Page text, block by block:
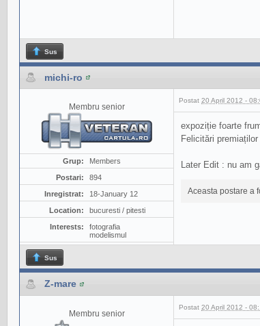
Sus
michi-ro
Membru senior
Grup:
Members
Postari:
894
Inregistrat:
18-January 12
Location:
bucuresti / pitesti
Interests:
fotografia
modelismul
Postat 20 April 2012 -
expoziție foarte
Felicitări
Later Edit : nu am
Aceasta postare a
Sus
Z-mare
Membru senior
Postat 20 April 2012 -